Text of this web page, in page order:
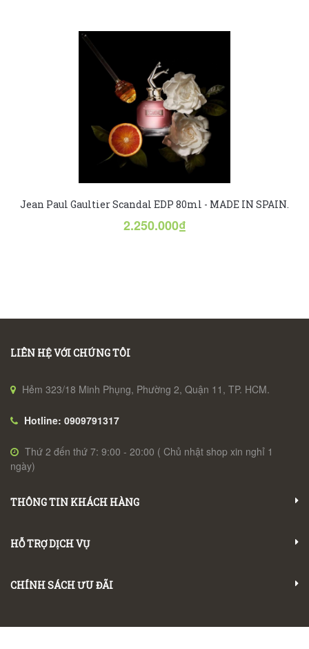
Jean Paul Gaultier Scandal EDP 80ml - MADE IN SPAIN.
2.250.000₫
LIÊN HỆ VỚI CHÚNG TÔI
Hẻm 323/18 Minh Phụng, Phường 2, Quận 11, TP. HCM.
Hotline: 0909791317
Thứ 2 đến thứ 7: 9:00 - 20:00 ( Chủ nhật shop xin nghỉ 1
ngày)
THÔNG TIN KHÁCH HÀNG
HỖ TRỢ DỊCH VỤ
CHÍNH SÁCH ƯU ĐÃI